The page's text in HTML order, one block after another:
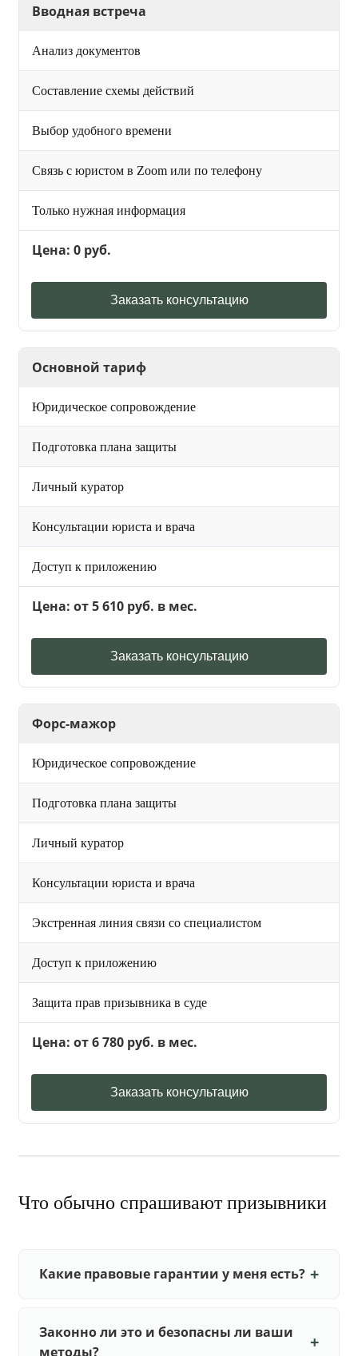
Вводная встреча
Анализ документов
Составление схемы действий
Выбор удобного времени
Связь с юристом в Zoom или по телефону
Только нужная информация
Цена: 0 руб.
Заказать консультацию
Основной тариф
Юридическое сопровождение
Подготовка плана защиты
Личный куратор
Консультации юриста и врача
Доступ к приложению
Цена: от 5 610 руб. в мес.
Заказать консультацию
Форс-мажор
Юридическое сопровождение
Подготовка плана защиты
Личный куратор
Консультации юриста и врача
Экстренная линия связи со специалистом
Доступ к приложению
Защита прав призывника в суде
Цена: от 6 780 руб. в мес.
Заказать консультацию
Что обычно спрашивают призывники
Какие правовые гарантии у меня есть?
Законно ли это и безопасны ли ваши
методы?